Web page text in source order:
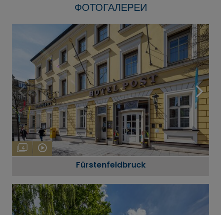
ФОТОГАЛЕРЕИ
4
Fürstenfeldbruck